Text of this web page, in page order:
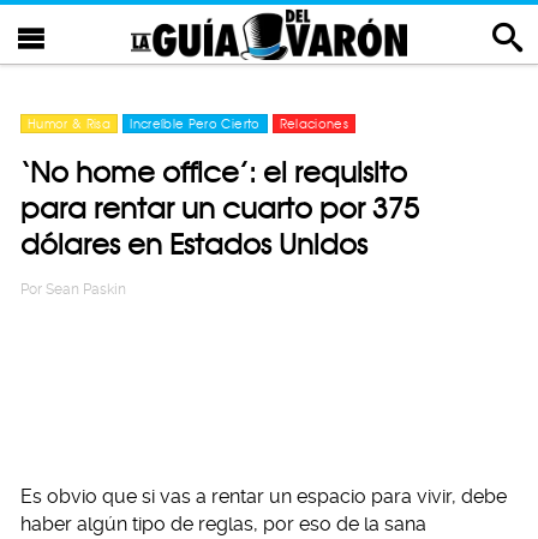
Humor & Risa Increíble Pero Cierto Relaciones
‘No home office’: el requisito
para rentar un cuarto por 375
dólares en Estados Unidos
Por Sean Paskin
Es obvio que si vas a rentar un espacio para vivir, debe
haber algún tipo de reglas, por eso de la sana